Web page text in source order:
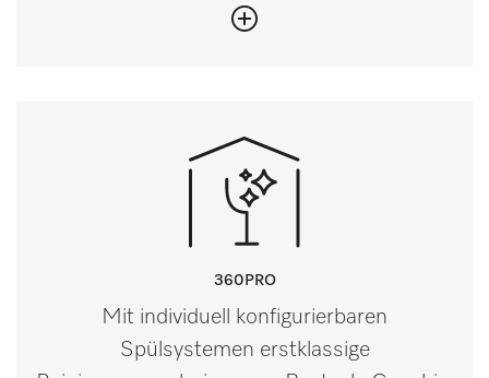
360PRO
Mit individuell konfigurierbaren
Spülsystemen erstklassige